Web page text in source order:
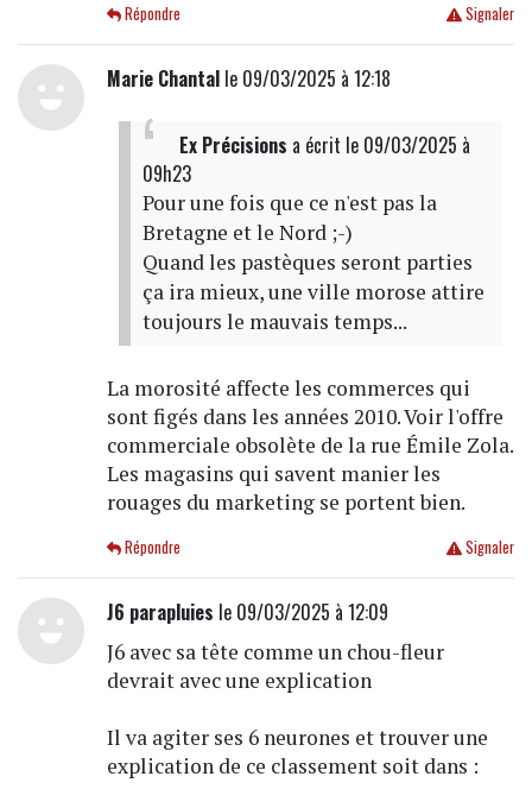
Signaler
Répondre
Marie Chantalle 09/03/2025 à 12:18
Ex Précisions a écrit le 09/03/2025 à
09h23
Pour une fois que ce n'est pas la
Bretagne et le Nord ;-)
Quand les pastèques seront parties
ça ira mieux, une ville morose attire
toujours le mauvais temps...
La morosité affecte les commerces qui
sont figés dans les années 2010. Voir l'offre
commerciale obsolète de la rue Émile Zola.
Les magasins qui savent manier les
rouages du marketing se portent bien.
Signaler
Répondre
J6 parapluies le 09/03/2025 à 12:09
J6 avec sa tête comme un chou-fleur
devrait avec une explication
Il va agiter ses 6 neurones et trouver une
explication de ce classement soit dans :